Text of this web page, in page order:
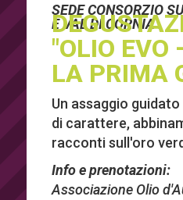
SEDE CONSORZIO
E VAL DI CORNIA
"OLIO EVO
LA PRIMA
Un assaggio
di carattere,
racconti sull'oro
Info e prenotazioni:
Associazione Olio